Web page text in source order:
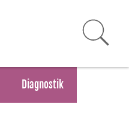
Diagnostik